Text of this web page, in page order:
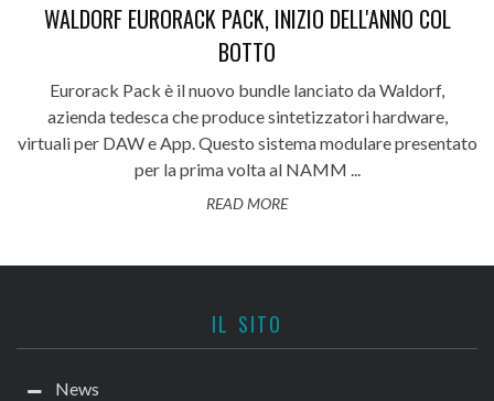
WALDORF EURORACK PACK, INIZIO DELL'ANNO COL
BOTTO
Eurorack Pack è il nuovo bundle lanciato da Waldorf,
azienda tedesca che produce sintetizzatori hardware,
virtuali per DAW e App. Questo sistema modulare presentato
per la prima volta al NAMM ...
READ MORE
IL SITO
News